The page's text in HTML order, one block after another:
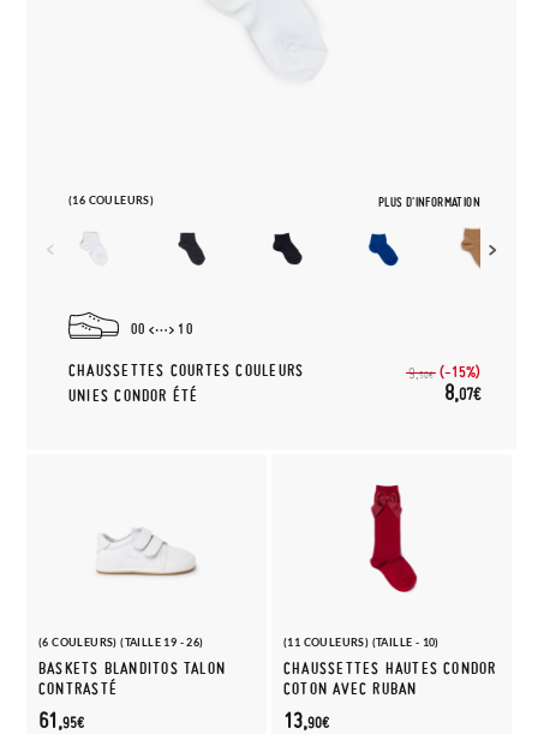
(16 COULEURS) PLUS D'INFORMATION
00 10
CHAUSSETTES COURTES COULEURS
UNIES CONDOR ÉTÉ
9,50€ (-15%)
8,07€
(6 COULEURS) (TAILLE 19 - 26)
BASKETS BLANDITOS TALON
CONTRASTÉ
61,95€
(11 COULEURS) (TAILLE - 10)
CHAUSSETTES HAUTES CONDOR
COTON AVEC RUBAN
13,90€